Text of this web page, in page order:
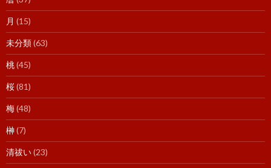
月 (15)
未分類(63)
桃(45)
桜(81)
梅(48)
榊(7)
清祓い(23)